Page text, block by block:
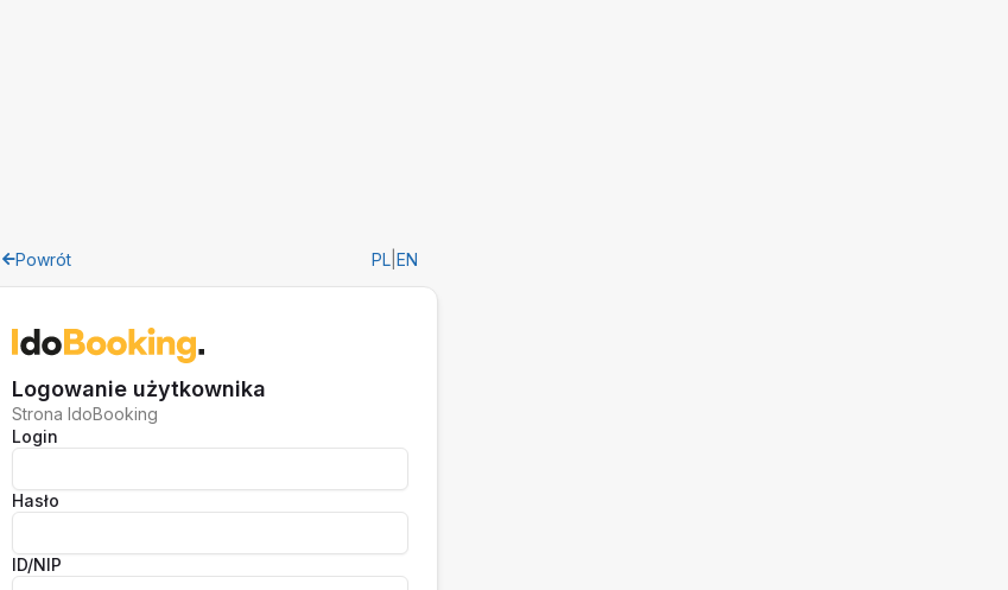
Powrót PL EN
Logowanie użytkownika
Strona IdoBooking
Login
Hasło
ID/NIP